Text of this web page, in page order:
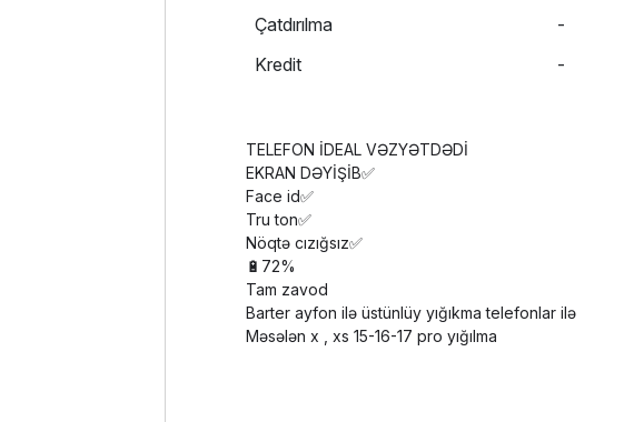
Çatdırılma
-
Kredit
-
TELEFON İDEAL VƏZYƏTDƏDİ
EKRAN DƏYİŞİB✅
Face id✅
Tru ton✅
Nöqtə cızığsız✅
🔋72%
Tam zavod
Barter ayfon ilə üstünlüy yığıkma telefonlar ilə
Məsələn x , xs 15-16-17 pro yığılma